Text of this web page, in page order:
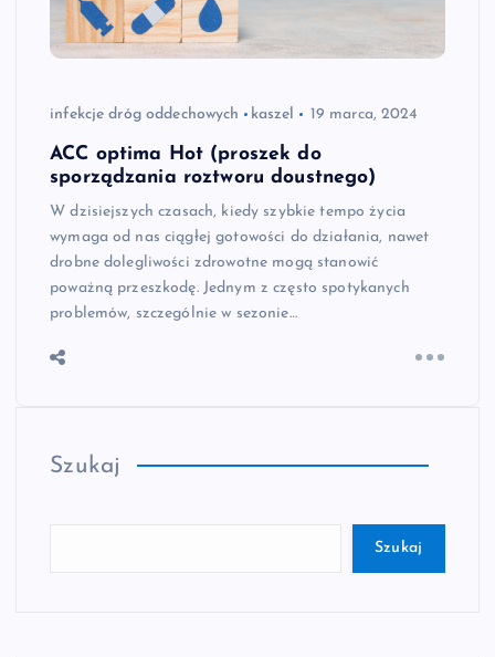
infekcje dróg oddechowych kaszel 19 marca, 2024
ACC optima Hot (proszek do
sporządzania roztworu doustnego)
W dzisiejszych czasach, kiedy szybkie tempo życia
wymaga od nas ciągłej gotowości do działania, nawet
drobne dolegliwości zdrowotne mogą stanowić
poważną przeszkodę. Jednym z często spotykanych
problemów, szczególnie w sezonie…
Szukaj
Szukaj